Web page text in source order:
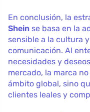
En conclusión, la
Shein se basa en la
sensible a la cultura
comunicación. Al
necesidades y
mercado, la marca
ámbito global, sino
clientes leales y